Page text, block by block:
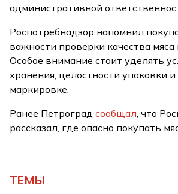
административной
Роспотребнадзор напомнил
важности проверки качества мяса
Особое внимание стоит уделять
хранения, целостности упаковки
маркировке.
Ранее Петроградсообщал , что
рассказал, где опасно покупать
ТЕМЫ